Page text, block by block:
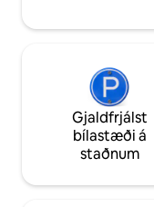
Gjaldfrjálst
bílastæði á
staðnum